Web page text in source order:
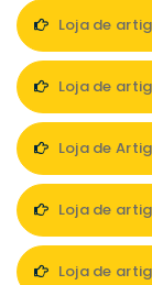
Loja de
Loja de
Loja de
Loja de
Loja de